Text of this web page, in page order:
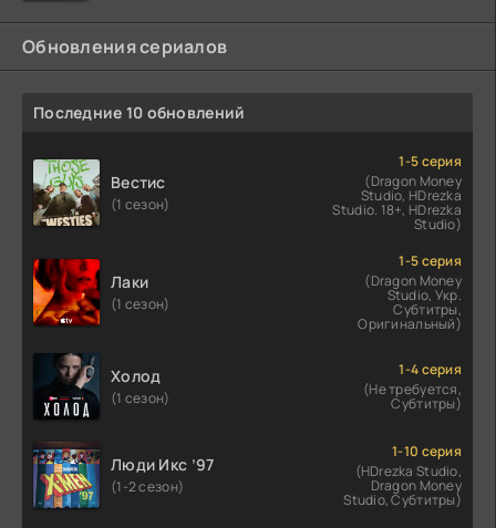
Обновления сериалов
Последние 10 обновлений
Вестис
(1 сезон)
1-5 серия
(Dragon Money
Studio, HDrezka
Studio. 18+, HDrezka
Studio)
Лаки
(1 сезон)
1-5 серия
(Dragon Money
Studio, Укр.
Субтитры,
Оригинальный)
Холод
(1 сезон)
1-4 серия
(Не требуется,
Субтитры)
Люди Икс ’97
(1-2 сезон)
1-10 серия
(HDrezka Studio,
Dragon Money
Studio, Субтитры)